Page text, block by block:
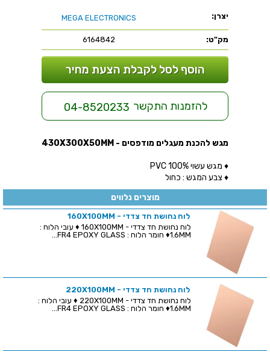
יצרן: MEGA ELECTRONICS
מק"ט: 6164842
הוסף לסל לקבלת הצעת מחיר
להזמנות התקשר 04-8520233
מגש להכנת מעגלים מודפסים - 430X300X50MM
♦ מגש עשוי 100% PVC
♦ צבע המגש : כחול
מוצרים נלווים
לוח נחושת חד צדדי - 160X100MM
לוח נחושת חד צדדי - 160X100MM ♦ עובי הלוח :
1.6MM♦ חומר הלוח : FR4 EPOXY GLASS...
לוח נחושת חד צדדי - 220X100MM
לוח נחושת חד צדדי - 220X100MM ♦ עובי הלוח :
1.6MM♦ חומר הלוח : FR4 EPOXY GLASS...